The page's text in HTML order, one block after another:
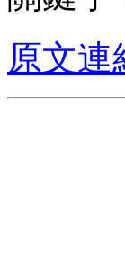
原文連